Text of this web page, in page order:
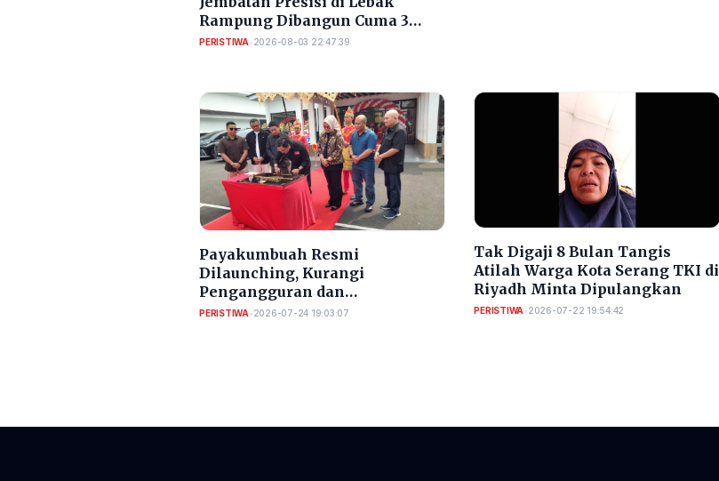
Rampung Dibangun Cuma 3
Bulan
PERISTIWA•2026-08-03 22:47:39
Payakumbuah Resmi
Dilaunching, Kurangi
Pengangguran dan
Meningkatkan PAD Kota
PERISTIWA•2026-07-24 19:03:07
​Tak Digaji 8 Bulan Tangis
Atilah Warga Kota Serang TKI di
Riyadh Minta Dipulangkan
PERISTIWA•2026-07-22 19:54:42